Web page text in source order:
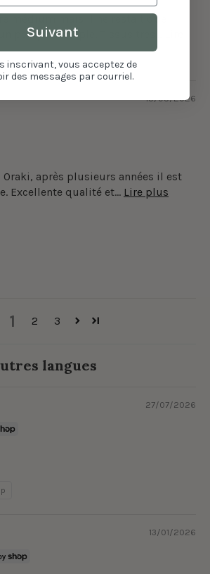
médium mais il ne restait que
peu plus ample. Tissus très...
15/05/2026
Oraki, après plusieurs années il est
Excellente qualité et... Lire plus
1 2 3
langues
27/07/2026
13/01/2026
Suivant
inscrivant, vous acceptez de
des messages par courriel.